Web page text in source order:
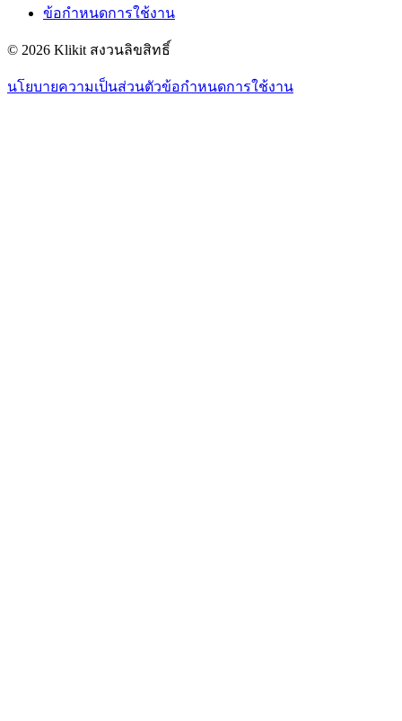
ข้อกำหนดการใช้งาน
© 2026 Klikit สงวนลิขสิทธิ์
นโยบายความเป็นส่วนตัวข้อกำหนดการใช้งาน